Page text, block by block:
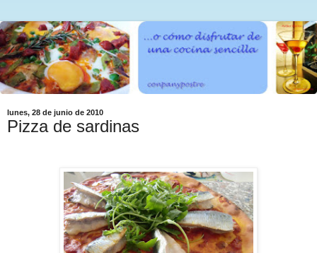
lunes, 28 de junio de 2010
Pizza de sardinas